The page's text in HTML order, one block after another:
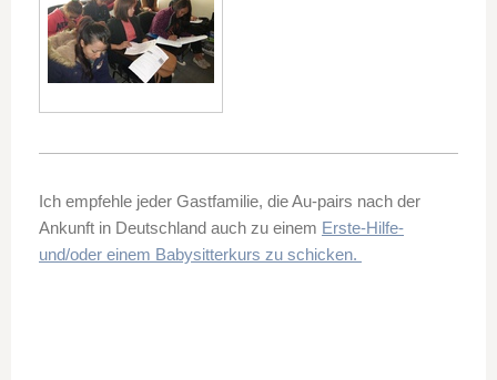
Ich empfehle jeder Gastfamilie, die Au-pairs nach der
Ankunft in Deutschland auch zu einem Erste-Hilfe-
und/oder einem Babysitterkurs zu schicken.